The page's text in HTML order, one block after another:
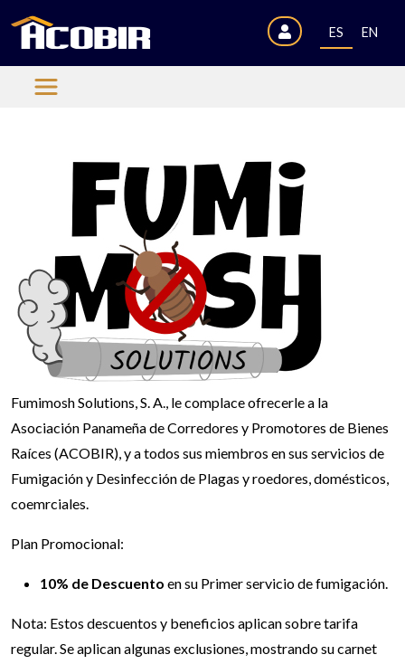
ES EN
Fumimosh Solutions, S. A., le complace ofrecerle a la
Asociación Panameña de Corredores y Promotores de Bienes
Raíces (ACOBIR), y a todos sus miembros en sus servicios de
Fumigación y Desinfección de Plagas y roedores, domésticos,
coemrciales.
Plan Promocional:
10% de Descuento en su Primer servicio de fumigación.
Nota: Estos descuentos y beneficios aplican sobre tarifa
regular. Se aplican algunas exclusiones, mostrando su carnet